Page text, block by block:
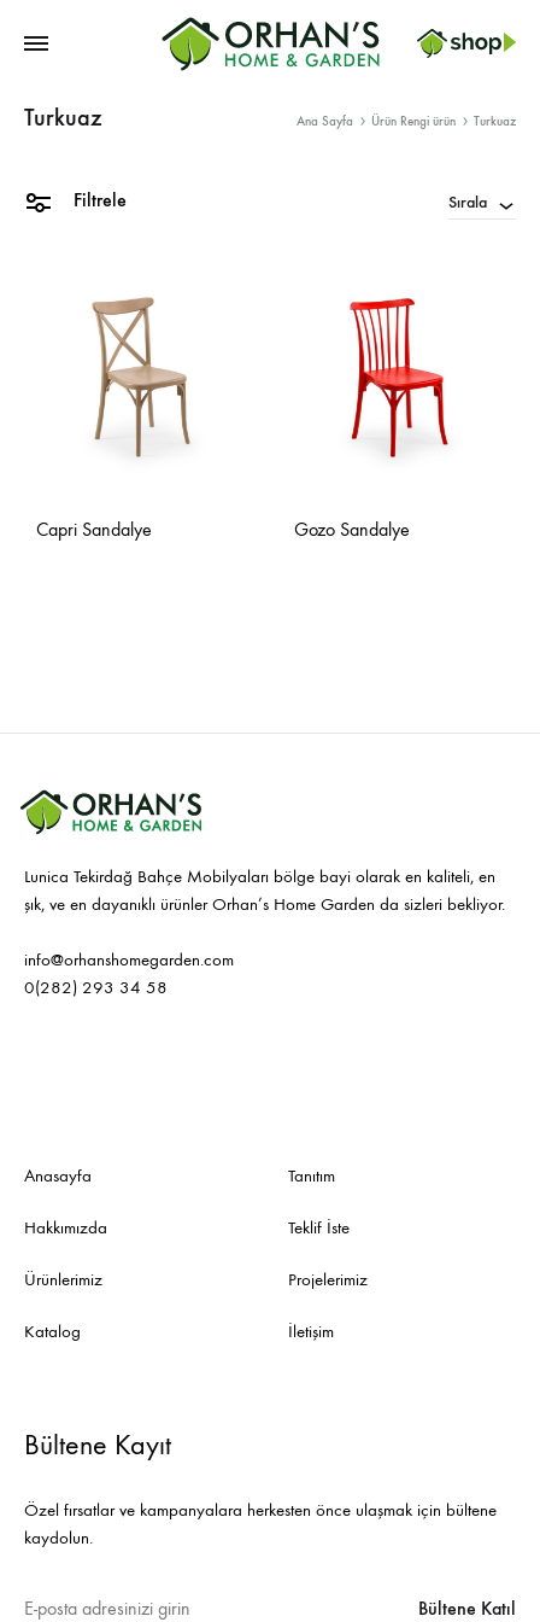
Turkuaz Ana Sayfa Ürün Rengi ürün Turkuaz
Filtrele Sırala
Capri Sandalye Gozo Sandalye
Lunica Tekirdağ Bahçe Mobilyaları bölge bayi olarak en kaliteli, en
şık, ve en dayanıklı ürünler Orhan’s Home Garden da sizleri bekliyor.
info@orhanshomegarden.com
0(282) 293 34 58
Anasayfa
Hakkımızda
Ürünlerimiz
Katalog
Tanıtım
Teklif İste
Projelerimiz
İletişim
Bültene Kayıt
Özel fırsatlar ve kampanyalara herkesten önce ulaşmak için bültene
kaydolun.